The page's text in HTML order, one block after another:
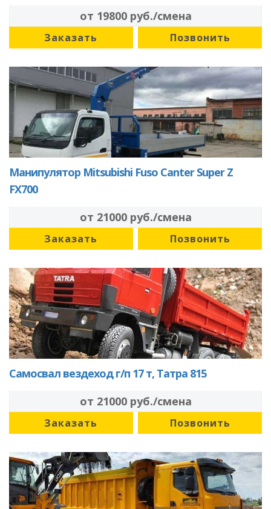
от 19800 руб./смена
Заказать Позвонить
Манипулятор Mitsubishi Fuso Canter Super Z
FX700
от 21000 руб./смена
Заказать Позвонить
Самосвал вездеход г/п 17 т, Татра 815
от 21000 руб./смена
Заказать Позвонить